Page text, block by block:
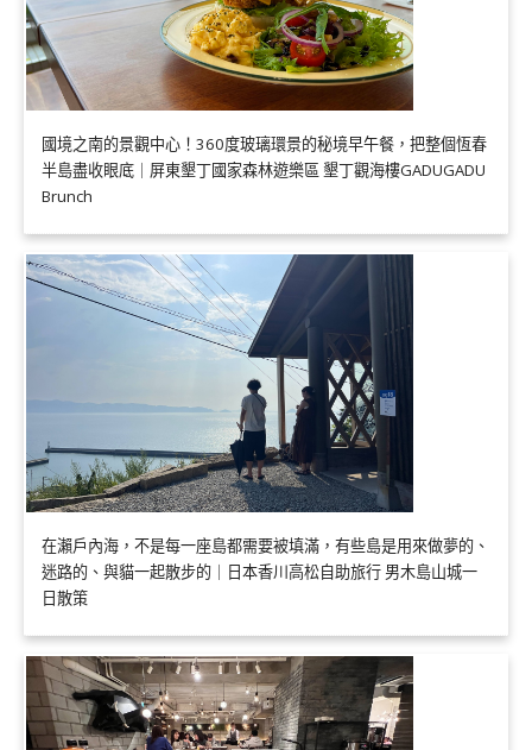
國境之南的景觀中心！360度玻璃環景的秘境早午餐，把整個恆春
半島盡收眼底｜屏東墾丁國家森林遊樂區 墾丁觀海樓GADUGADU
Brunch
在瀨戶內海，不是每一座島都需要被填滿，有些島是用來做夢的、
迷路的、與貓一起散步的｜日本香川高松自助旅行 男木島山城一
日散策